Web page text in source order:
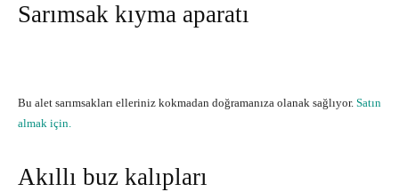
Sarımsak kıyma aparatı
Bu alet sarımsakları elleriniz kokmadan doğramanıza olanak sağlıyor. Satın
almak için.
Akıllı buz kalıpları